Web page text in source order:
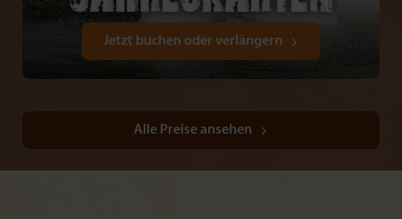
Jetzt buchen oder verlängern
Alle Preise ansehen